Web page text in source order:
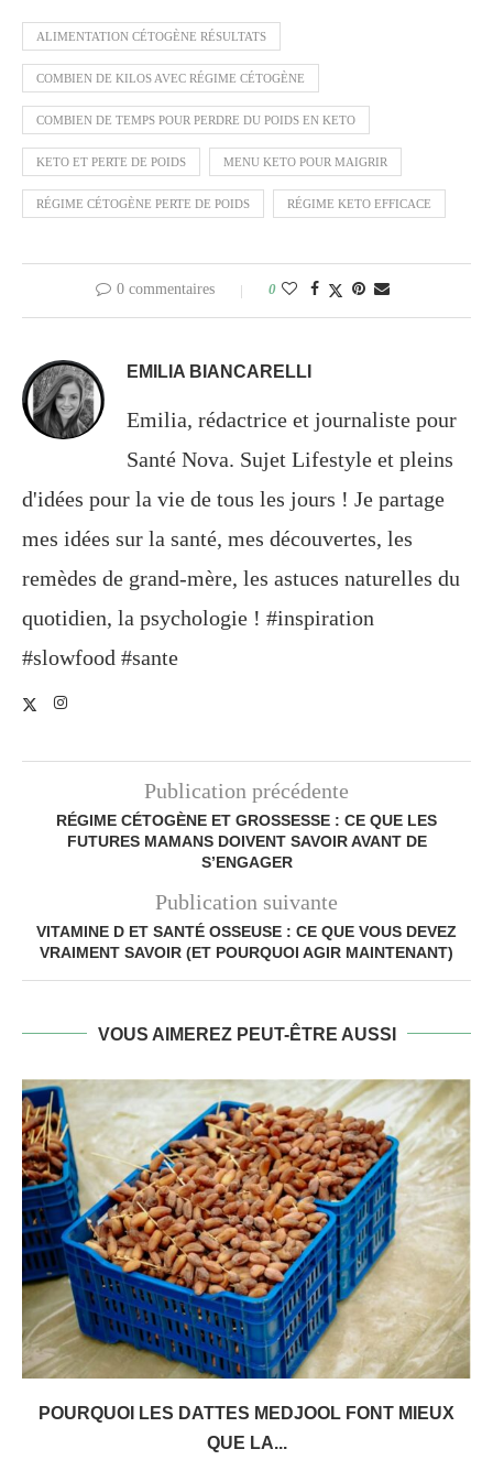
ALIMENTATION CÉTOGÈNE RÉSULTATS
COMBIEN DE KILOS AVEC RÉGIME CÉTOGÈNE
COMBIEN DE TEMPS POUR PERDRE DU POIDS EN KETO
KETO ET PERTE DE POIDS MENU KETO POUR MAIGRIR
RÉGIME CÉTOGÈNE PERTE DE POIDS RÉGIME KETO EFFICACE
0 commentaires 0
EMILIA BIANCARELLI
Emilia, rédactrice et journaliste pour
Santé Nova. Sujet Lifestyle et pleins
d'idées pour la vie de tous les jours ! Je partage
mes idées sur la santé, mes découvertes, les
remèdes de grand-mère, les astuces naturelles du
quotidien, la psychologie ! #inspiration
#slowfood #sante
Publication précédente
RÉGIME CÉTOGÈNE ET GROSSESSE : CE QUE LES
FUTURES MAMANS DOIVENT SAVOIR AVANT DE
S’ENGAGER
Publication suivante
VITAMINE D ET SANTÉ OSSEUSE : CE QUE VOUS DEVEZ
VRAIMENT SAVOIR (ET POURQUOI AGIR MAINTENANT)
VOUS AIMEREZ PEUT-ÊTRE AUSSI
POURQUOI LES DATTES MEDJOOL FONT MIEUX
QUE LA...